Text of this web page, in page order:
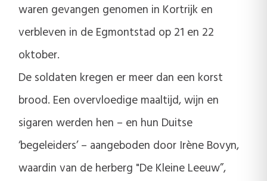
waren gevangen genomen in Kortrijk en
verbleven in de Egmontstad op 21 en 22
oktober.
De soldaten kregen er meer dan een korst
brood. Een overvloedige maaltijd, wijn en
sigaren werden hen – en hun Duitse
‘begeleiders’ – aangeboden door Irène Bovyn,
waardin van de herberg "De Kleine Leeuw”,